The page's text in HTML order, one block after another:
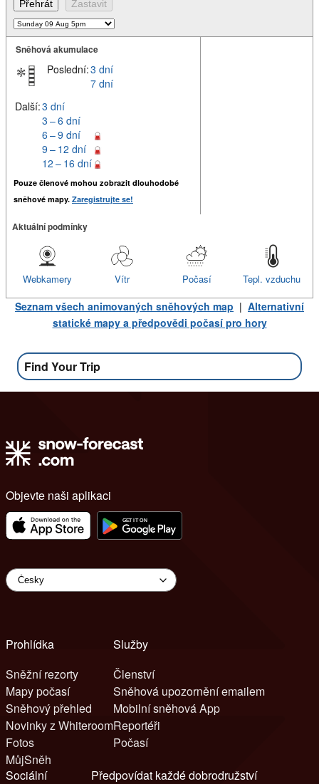
Sněhová akumulace
Poslední:3 dní
7 dní
Další:3 dní
3 – 6 dní
6 – 9 dní
9 – 12 dní
12 – 16 dní
Pouze členové mohou zobrazit dlouhodobé
sněhové mapy. Zaregistrujte se!
Aktuální podmínky
Tepl. vzduchu
Počasí
Vítr
Webkamery
Seznam všech animovaných sněhových map | Alternativní
statické mapy a předpovědi počasí pro hory
Find Your Trip
Objevte naši aplikaci
Prohlídka
Sněžní rezorty
Mapy počasí
Sněhový přehled
Novinky z Whiteroom
Fotos
MůjSněh
Služby
Členství
Sněhová upozornění emailem
Mobilní sněhová App
Reportéři
Počasí
Sociální
Předpovídat každé dobrodružství